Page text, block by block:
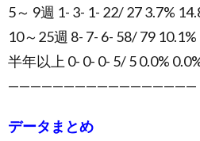
5～ 9週 1- 3- 1- 22/ 27 3.7%
10～25週 8- 7- 6- 58/ 79
半年以上 0- 0- 0- 5/ 5 0.0%
—————————————————
データまとめ